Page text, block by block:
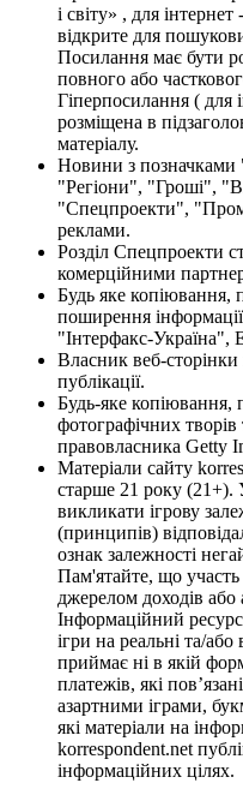
і світу» , для
відкрите для
Посилання має бути
повного або
Гіперпосилання ( для
розміщена в
матеріалу.
Новини з
"Регіони", "Гроші",
"Спецпроекти",
реклами.
Розділ Спецпроекти
комерційними
Будь яке копіювання,
поширення
"Інтерфакс-Україна",
Власник веб-сторінки
публікації.
Будь-яке копіювання,
фотографічних творів
правовласника Getty
Матеріали сайту
старше 21 року (21+).
викликати ігрову
(принципів)
ознак залежності
Пам'ятайте, що участь
джерелом доходів або
Інформаційний
ігри на реальні та/
приймає ні в якій
платежів, які
азартними іграми,
які матеріали на
korrespondent.net
інформаційних цілях.